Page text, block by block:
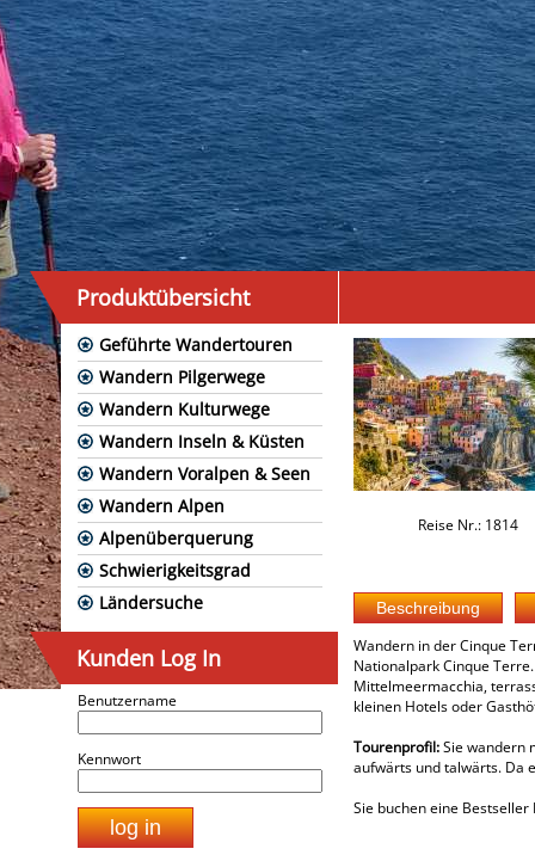
Produktübersicht
Geführte Wandertouren
Wandern Pilgerwege
Wandern Kulturwege
Wandern Inseln & Küsten
Wandern Voralpen & Seen
Wandern Alpen
Alpenüberquerung
Schwierigkeitsgrad
Ländersuche
Kunden Log In
Benutzername
Kennwort
Reise Nr.: 1814
Wandern in der Cinque
Nationalpark Cinque
Mittelmeermacchia,
kleinen Hotels oder
Tourenprofil:Sie wandern
aufwärts und talwärts. Da
Sie buchen eine